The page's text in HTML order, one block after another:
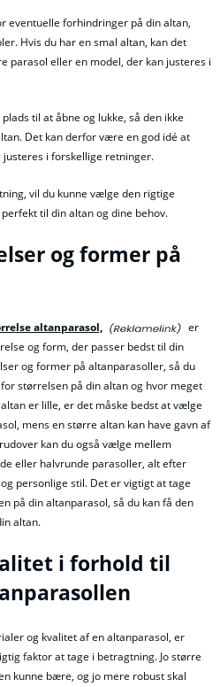
eventuelle forhindringer på din altan,
Hvis du har en smal altan, kan det
parasol eller en model, der kan justeres i
til at åbne og lukke, så den ikke
Det kan derfor være en god idé at
i forskellige retninger.
vil du kunne vælge den rigtige
til din altan og dine behov.
og former på
altanparasol,
er
og form, der passer bedst til din
og former på altanparasoller, så du
størrelsen på din altan og hvor meget
er lille, er det måske bedst at vælge
mens en større altan kan have gavn af
kan du også vælge mellem
eller halvrunde parasoller, alt efter
personlige stil. Det er vigtigt at tage
på din altanparasol, så du kan få den
altan.
i forhold til
og kvalitet af en altanparasol, er
faktor at tage i betragtning. Jo større
kunne bære, og jo mere robust skal